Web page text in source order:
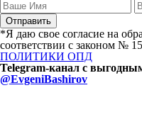
*Я даю свое согласие на
соответствии с законом №
ПОЛИТИКИ ОПД
Telegram-канал с
@EvgeniBashirov